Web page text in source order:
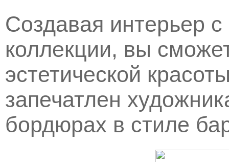
Создавая интерьер
коллекции, вы
эстетической
запечатлен
бордюрах в стиле